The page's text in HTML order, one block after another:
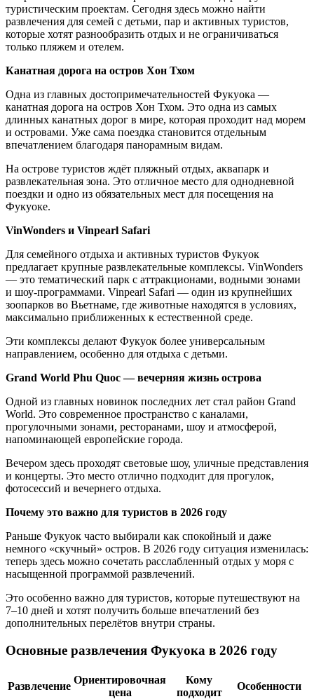
туристическим проектам. Сегодня здесь можно найти
развлечения для семей с детьми, пар и активных туристов,
которые хотят разнообразить отдых и не ограничиваться
только пляжем и отелем.
Канатная дорога на остров Хон Тхом
Одна из главных достопримечательностей Фукуока —
канатная дорога на остров Хон Тхом. Это одна из самых
длинных канатных дорог в мире, которая проходит над морем
и островами. Уже сама поездка становится отдельным
впечатлением благодаря панорамным видам.
На острове туристов ждёт пляжный отдых, аквапарк и
развлекательная зона. Это отличное место для однодневной
поездки и одно из обязательных мест для посещения на
Фукуоке.
VinWonders и Vinpearl Safari
Для семейного отдыха и активных туристов Фукуок
предлагает крупные развлекательные комплексы. VinWonders
— это тематический парк с аттракционами, водными зонами
и шоу-программами. Vinpearl Safari — один из крупнейших
зоопарков во Вьетнаме, где животные находятся в условиях,
максимально приближенных к естественной среде.
Эти комплексы делают Фукуок более универсальным
направлением, особенно для отдыха с детьми.
Grand World Phu Quoc — вечерняя жизнь острова
Одной из главных новинок последних лет стал район Grand
World. Это современное пространство с каналами,
прогулочными зонами, ресторанами, шоу и атмосферой,
напоминающей европейские города.
Вечером здесь проходят световые шоу, уличные представления
и концерты. Это место отлично подходит для прогулок,
фотосессий и вечернего отдыха.
Почему это важно для туристов в 2026 году
Раньше Фукуок часто выбирали как спокойный и даже
немного «скучный» остров. В 2026 году ситуация изменилась:
теперь здесь можно сочетать расслабленный отдых у моря с
насыщенной программой развлечений.
Это особенно важно для туристов, которые путешествуют на
7–10 дней и хотят получить больше впечатлений без
дополнительных перелётов внутри страны.
Основные развлечения Фукуока в 2026 году
Развлечение
Ориентировочная
цена
Кому
подходит
Особенности